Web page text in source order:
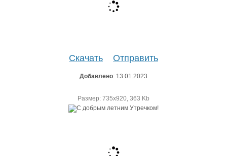
Скачать Отправить
Добавлено: 13.01.2023
Размер: 735х920, 363 Kb